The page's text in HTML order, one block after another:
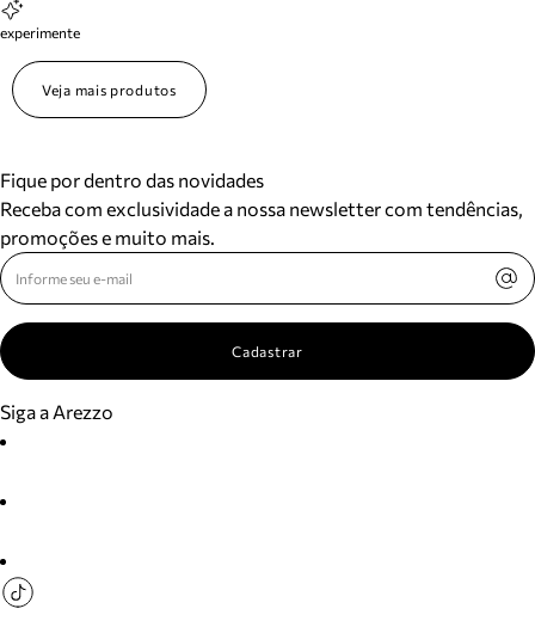
experimente
Veja mais produtos
Fique por dentro das novidades
Receba com exclusividade a nossa newsletter com tendências,
promoções e muito mais.
Cadastrar
Siga a Arezzo